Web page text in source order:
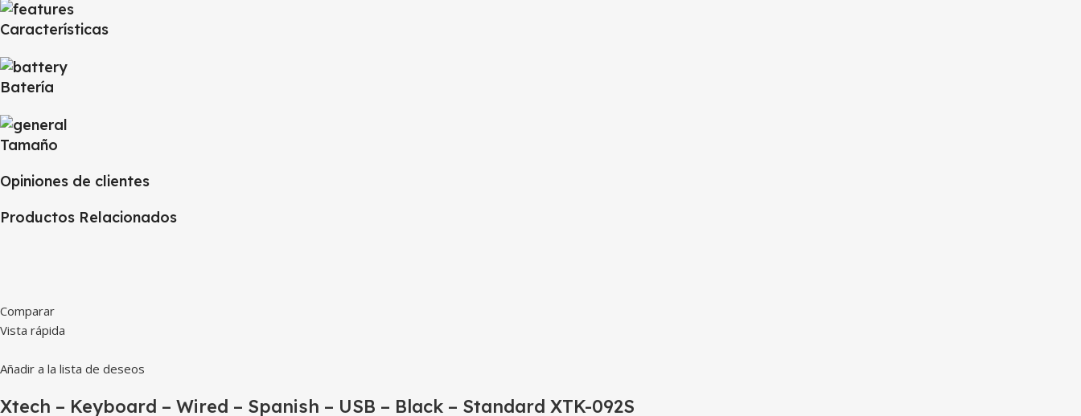
Características
Batería
Tamaño
Opiniones de clientes
Productos Relacionados
Comparar
Vista rápida
Añadir a la lista de deseos
Xtech – Keyboard – Wired – Spanish – USB – Black – Standard XTK-092S